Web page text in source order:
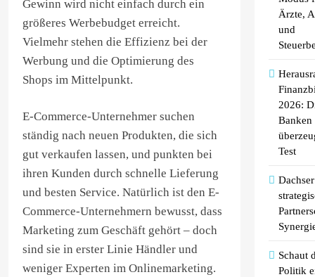
Gewinn wird nicht einfach durch ein
größeres Werbebudget erreicht.
Vielmehr stehen die Effizienz bei der
Werbung und die Optimierung des
Shops im Mittelpunkt.
E-Commerce-Unternehmer suchen
ständig nach neuen Produkten, die sich
gut verkaufen lassen, und punkten bei
ihren Kunden durch schnelle Lieferung
und besten Service. Natürlich ist den E-
Commerce-Unternehmern bewusst, dass
Marketing zum Geschäft gehört – doch
sind sie in erster Linie Händler und
weniger Experten im Onlinemarketing.
Ärzte,
und
2026:
Banken
Test
Schaut
Politik